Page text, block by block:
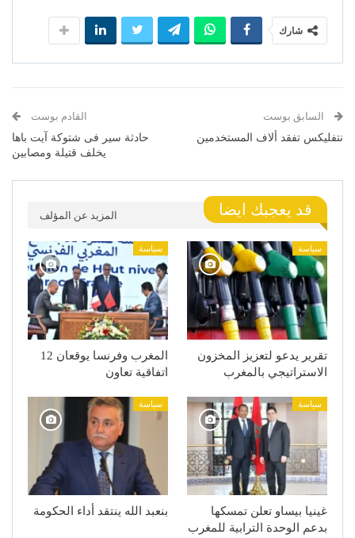
شارك
السابق بوست
نتفليكس تفقد ألاف المستخدمين
القادم بوست
حادثة سير فى شتوكة آيت باها
يخلف قتيلة ومصابين
قد يعجبك ايضا المزيد عن المؤلف
سياسة
تقرير يدعو لتعزيز المخزون
الاستراتيجي بالمغرب
سياسة
المغرب وفرنسا يوقعان 12
اتفاقية تعاون
سياسة
غينيا بيساو تعلن تمسكها
بدعم الوحدة الترابية للمغرب
سياسة
بنعبد الله ينتقد أداء الحكومة